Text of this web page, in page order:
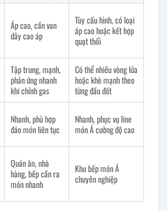
Áp cao, cần van
dây cao áp
Tùy cấu hình, có loại
áp cao hoặc kết hợp
quạt thổi
Tập trung, mạnh,
phản ứng nhanh
khi chỉnh gas
Có thể nhiều vòng lửa
hoặc khè mạnh theo
từng đầu đốt
Nhanh, phù hợp
đảo món liên tục
Nhanh, phục vụ line
món Á cường độ cao
Quán ăn, nhà
hàng, bếp cần ra
món nhanh
Khu bếp món Á
chuyên nghiệp